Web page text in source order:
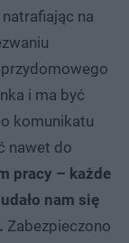
na
i ma być
komunikatu
nawet do
pracy – każde
nam się
Zabezpieczono